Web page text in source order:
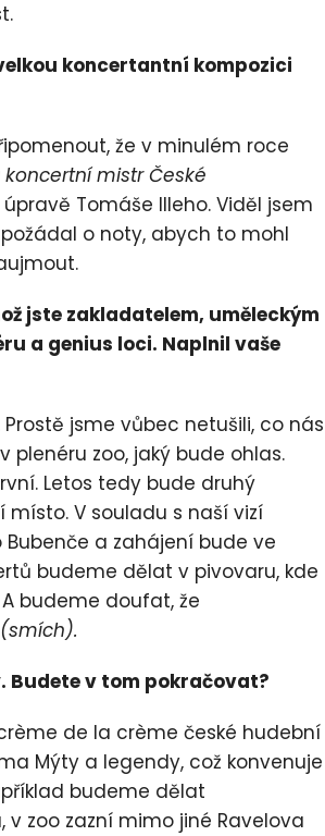
koncertantní kompozici
že v minulém roce
mistr České
Tomáše Illeho. Viděl jsem
o noty, abych to mohl
jste zakladatelem, uměleckým
a genius loci. Naplnil vaše
jsme vůbec netušili, co nás
plenéru zoo, jaký bude ohlas.
Letos tedy bude druhý
V souladu s naší vizí
a zahájení bude ve
budeme dělat v pivovaru, kde
budeme doufat, že
(smích).
Budete v tom pokračovat?
de la crème české hudební
Mýty a legendy, což konvenuje
budeme dělat
v zoo zazní mimo jiné Ravelova